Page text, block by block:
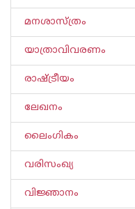
മനശാസ്ത്രം
യാത്രാവിവരണം
രാഷ്ട്രീയം
ലേഖനം
ലൈംഗികം
വരിസംഖ്യ
വിജ്ഞാനം